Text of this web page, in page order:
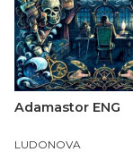
Karty do
Adamastor ENG
PRODUCENT
LUDONOVA